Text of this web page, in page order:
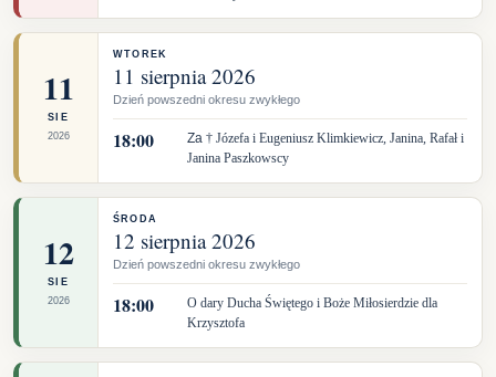
11
SIE
2026
WTOREK
11 sierpnia 2026
Dzień powszedni okresu zwykłego
18:00 Za † Józefa i Eugeniusz Klimkiewicz, Janina, Rafał i
Janina Paszkowscy
12
SIE
2026
ŚRODA
12 sierpnia 2026
Dzień powszedni okresu zwykłego
18:00
O dary Ducha Świętego i Boże Miłosierdzie dla
Krzysztofa